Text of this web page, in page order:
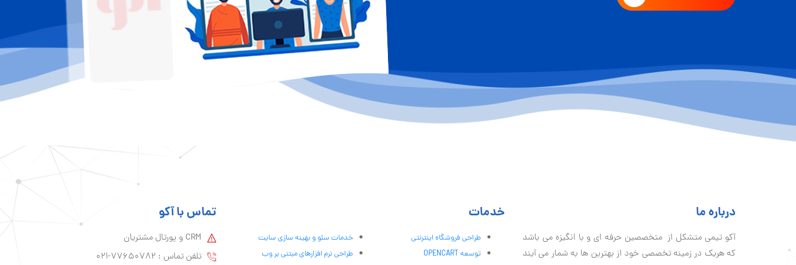
درباره ما
آكو تيمی متشکل از متخصصین حرفه ای و با انگیزه می باشد
که هریک در زمینه تخصصی خود از بهترین ها به شمار می آیند
خدمات
طراحی فروشگاه اینترنتی
توسعه OPENCART
خدمات سئو و بهینه سازی سایت
طراحی نرم افزارهای مبتنی بر وب
تماس با آکو
CRM و پورتال مشتریان
تلفن تماس :‌ 77650782-021